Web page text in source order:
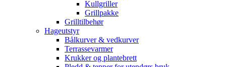
Kullgriller
Grillpakke
Grilltilbehør
Hageutstyr
Bålkurver & vedkurver
Terrassevarmer
Krukker og plantebrett